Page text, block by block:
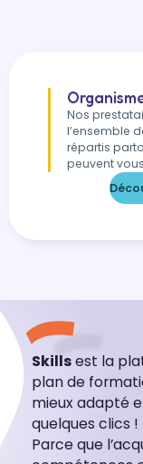
Nos
l’ensemble
répartis
peuvent
Skillsest la
plan de
mieux adapté
quelques clics !
Parce que